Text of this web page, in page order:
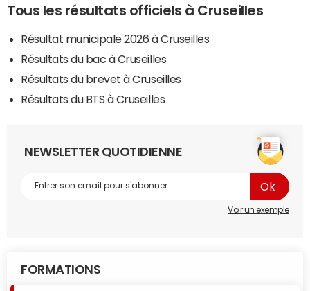
Tous les résultats officiels à Cruseilles
Résultat municipale 2026 à Cruseilles
Résultats du bac à Cruseilles
Résultats du brevet à Cruseilles
Résultats du BTS à Cruseilles
NEWSLETTER QUOTIDIENNE
Voir un exemple
FORMATIONS